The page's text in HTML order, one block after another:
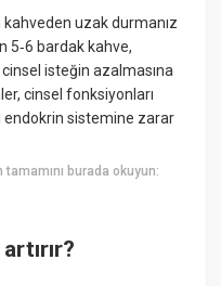
uzak durmanız
5‐6 bardak kahve,
isteğin azalmasına
cinsel fonksiyonları
endokrin sistemine zarar
tamamını burada okuyun: